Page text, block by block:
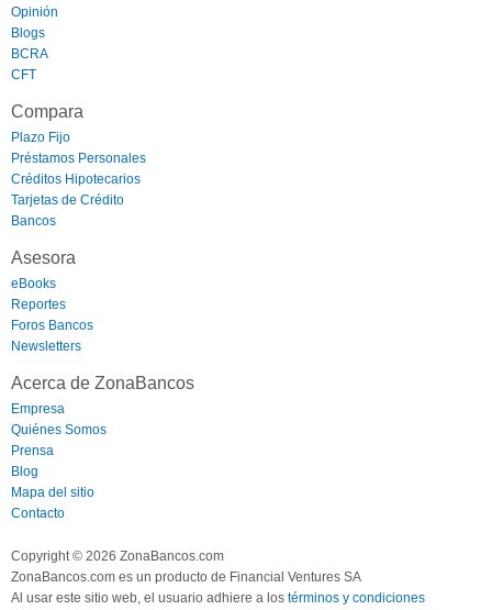
Opinión
Blogs
BCRA
CFT
Compara
Plazo Fijo
Préstamos Personales
Créditos Hipotecarios
Tarjetas de Crédito
Bancos
Asesora
eBooks
Reportes
Foros Bancos
Newsletters
Acerca de ZonaBancos
Empresa
Quiénes Somos
Prensa
Blog
Mapa del sitio
Contacto
Copyright © 2026 ZonaBancos.com
ZonaBancos.com es un producto de Financial Ventures SA
Al usar este sitio web, el usuario adhiere a los términos y condiciones